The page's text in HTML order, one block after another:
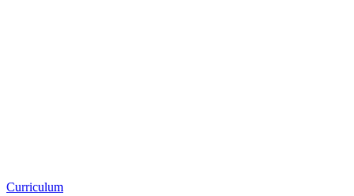
Curriculum